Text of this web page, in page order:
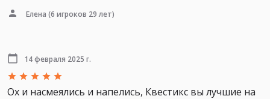
Елена (6 игроков 29 лет)
14 февраля 2025 г.
Ох и насмеялись и напелись, Квестикс вы лучшие на